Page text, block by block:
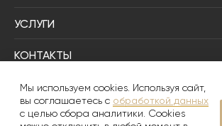
УСЛУГИ
КОНТАКТЫ
© 2008-2026 Zodiac
Мы используем cookies. Используя сайт,
вы соглашаетесь с обработкой данных
с целью сбора аналитики. Cookies